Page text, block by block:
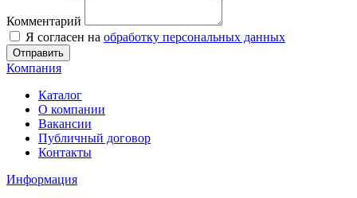
Комментарий
Я согласен на обработку персональных данных
Отправить
Компания
Каталог
О компании
Вакансии
Публичный договор
Контакты
Информация